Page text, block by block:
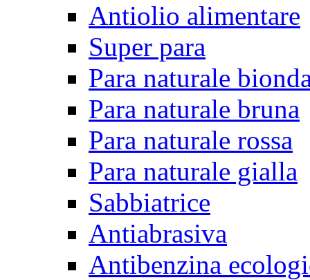
Antiolio alimentare
Super para
Para naturale
Para naturale bruna
Para naturale rossa
Para naturale gialla
Sabbiatrice
Antiabrasiva
Antibenzina